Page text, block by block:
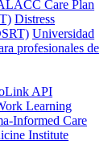
Care Plan
Distress
Universidad
profesionales de
API
Learning
Informed Care
Institute